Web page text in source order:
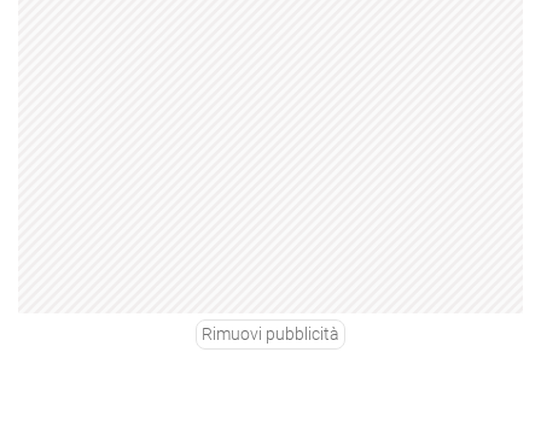
Rimuovi pubblicità